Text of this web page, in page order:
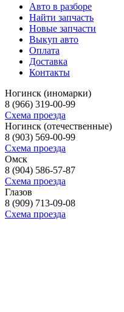
Авто в разборе
Найти запчасть
Новые запчасти
Выкуп авто
Оплата
Доставка
Контакты
Ногинск (иномарки)
8 (966) 319-00-99
Схема проезда
Ногинск (отечественные)
8 (903) 569-00-99
Схема проезда
Омск
8 (904) 586-57-87
Схема проезда
Глазов
8 (909) 713-09-08
Схема проезда